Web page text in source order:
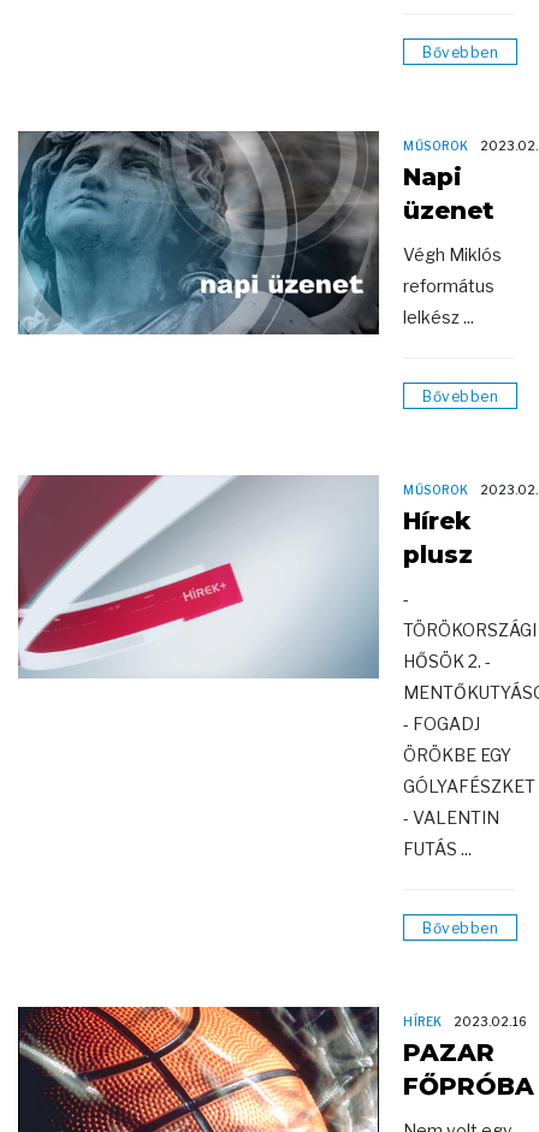
Bővebben
MŰSOROK
Napi
üzenet
Végh Miklós
református
lelkész ...
Bővebben
MŰSOROK
Hírek
plusz
-
TÖRÖKORSZÁGI
HŐSÖK 2. -
- FOGADJ
ÖRÖKBE EGY
GÓLYAFÉSZKET
- VALENTIN
FUTÁS ...
Bővebben
HÍREK 2023.02.16
PAZAR
FŐPRÓBA